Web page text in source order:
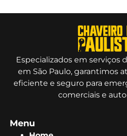
Especializados em serviços
em São Paulo, garantimos
eficiente e seguro para
comerciais e
Menu